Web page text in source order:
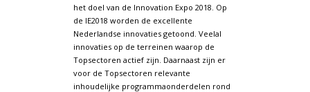
het doel van de Innovation Expo 2018. Op
de IE2018 worden de excellente
Nederlandse innovaties getoond. Veelal
innovaties op de terreinen waarop de
Topsectoren actief zijn. Daarnaast zijn er
voor de Topsectoren relevante
inhoudelijke programmaonderdelen rond